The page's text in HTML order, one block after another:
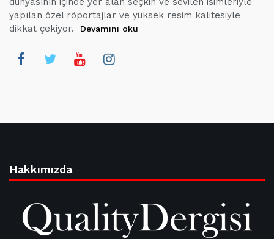
yapılan özel röportajlar ve yüksek resim kalitesiyle
dikkat çekiyor.
Devamını oku
Hakkımızda